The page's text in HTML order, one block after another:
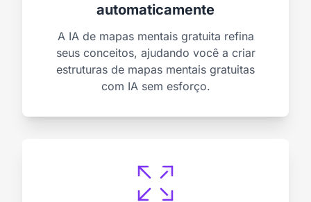
automaticamente
A IA de mapas mentais gratuita refina
seus conceitos, ajudando você a criar
estruturas de mapas mentais gratuitas
com IA sem esforço.